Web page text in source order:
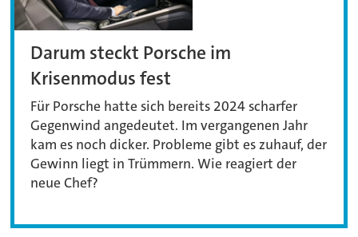
Darum steckt Porsche im
Krisenmodus fest
Für Porsche hatte sich bereits 2024 scharfer
Gegenwind angedeutet. Im vergangenen Jahr
kam es noch dicker. Probleme gibt es zuhauf, der
Gewinn liegt in Trümmern. Wie reagiert der
neue Chef?